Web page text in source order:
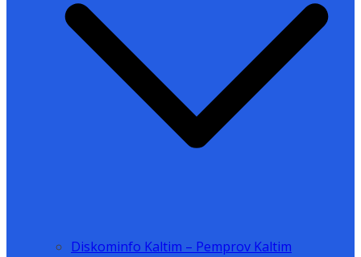
Diskominfo Kaltim – Pemprov Kaltim